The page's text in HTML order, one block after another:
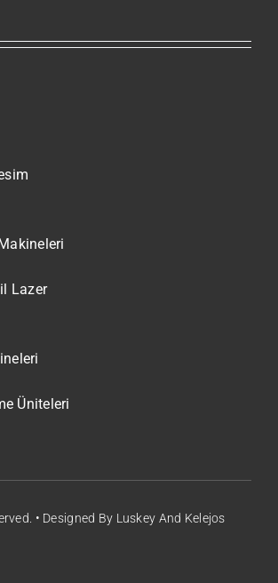
Lazer
Üniteleri
• Designed By Luskey And Kelejos